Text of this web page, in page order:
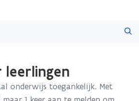
gaan
leerlingen
onderwijs toegankelijk. Met